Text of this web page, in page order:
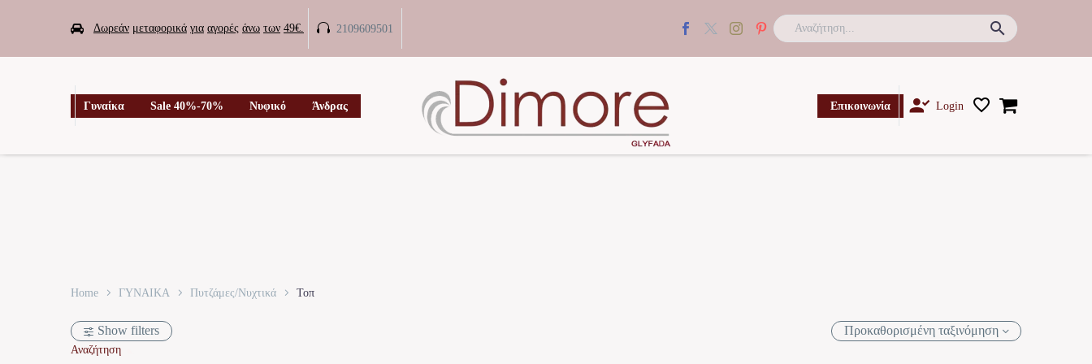
 Δωρεάν μεταφορικά για αγορές άνω των 49€. 
 2109609501
Γυναίκα Sale 40%-70% Νυφικό Άνδρας Επικοινωνία  Login
Home ΓΥΝΑΙΚΑ Πυτζάμες/Νυχτικά Τοπ
Show filters
Αναζήτηση
Προκαθορισμένη ταξινόμηση